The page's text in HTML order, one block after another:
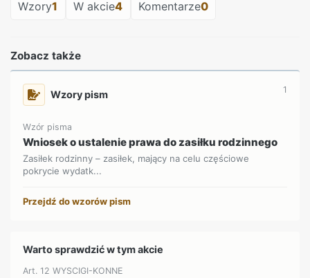
Wzory1 W akcie4 Komentarze0
Zobacz także
Wzory pism 1
Wzór pisma
Wniosek o ustalenie prawa do zasiłku rodzinnego
Zasiłek rodzinny – zasiłek, mający na celu częściowe
pokrycie wydatk...
Przejdź do wzorów pism
Warto sprawdzić w tym akcie
Art. 12 WYSCIGI-KONNE